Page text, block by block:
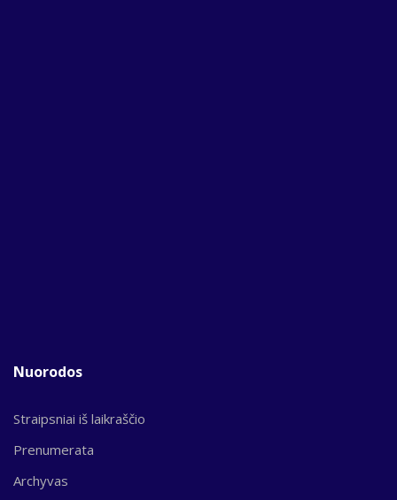
Nuorodos
Straipsniai iš laikraščio
Prenumerata
Archyvas